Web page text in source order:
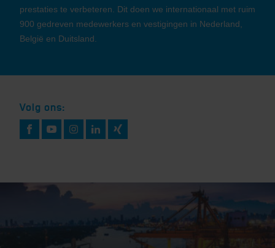
prestaties te verbeteren. Dit doen we internationaal met ruim
900 gedreven medewerkers en vestigingen in Nederland,
België en Duitsland.
Volg ons: